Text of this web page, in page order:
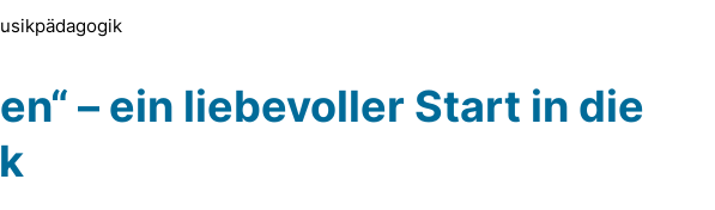
– ein liebevoller Start in die